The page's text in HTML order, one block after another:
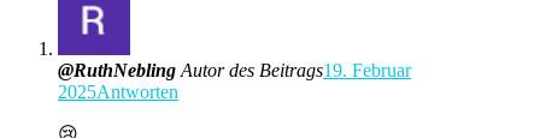
@RuthNebling Autor des Beitrags19. Februar
2025Antworten